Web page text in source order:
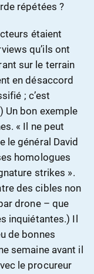
répétées ?
étaient
qu’ils ont
sur le terrain
en désaccord
; c’est
Un bon exemple
« Il ne peut
le général David
homologues
strikes ».
des cibles non
drone – que
inquiétantes.) Il
de bonnes
semaine avant il
le procureur